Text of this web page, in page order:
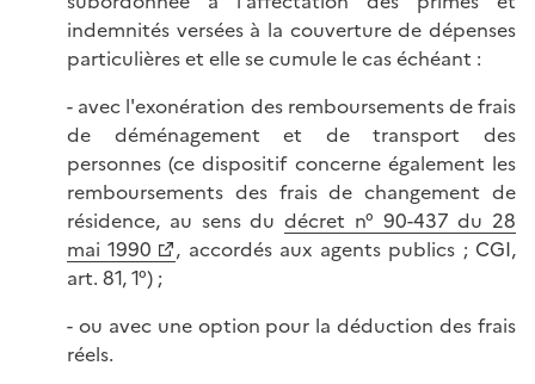
indemnités versées à la couverture de dépenses
particulières et elle se cumule le cas échéant :
- avec l'exonération des remboursements de frais
de déménagement et de transport des
personnes (ce dispositif concerne également les
remboursements des frais de changement de
résidence, au sens du décret n° 90-437 du 28
mai 1990
, accordés aux agents publics ; CGI,
art. 81, 1°) ;
- ou avec une option pour la déduction des frais
réels.